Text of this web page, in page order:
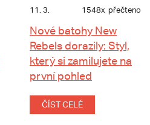
11. 3. 1548x přečteno
Nové batohy New
Rebels dorazily: Styl,
který si zamilujete na
první pohled
ČÍST CELÉ